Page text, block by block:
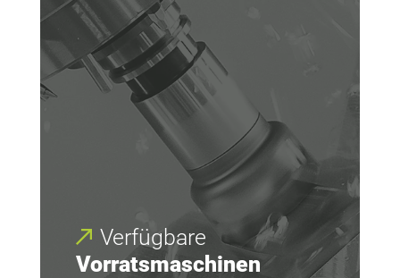
Verfügbare
Vorratsmaschinen